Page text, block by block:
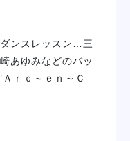
ンスレッスン…三
あゆみなどのバッ
ｒｃ～ｅｎ～Ｃ